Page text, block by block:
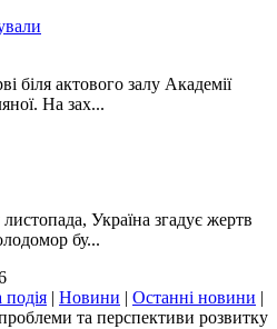
біля актового залу Академії
На зах...
Україна згадує жертв
бу...
подія | Новини | Останні новини |
та перспективи розвитку